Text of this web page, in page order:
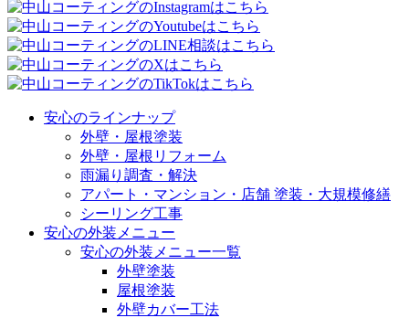
安心のラインナップ
外壁・屋根塗装
外壁・屋根リフォーム
雨漏り調査・解決
アパート・マンション・店舗 塗装・大規模修繕
シーリング工事
安心の外装メニュー
安心の外装メニュー一覧
外壁塗装
屋根塗装
外壁カバー工法